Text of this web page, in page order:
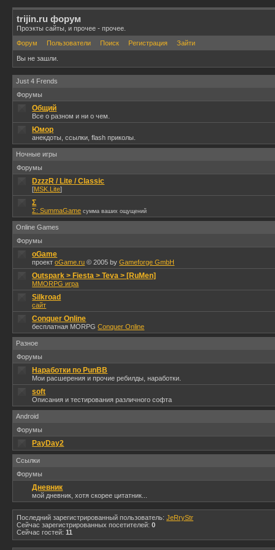
trijin.ru форум
Проэкты сайты, и прочее - прочее.
Форум
Пользователи Поиск Регистрация Зайти
Вы не зашли.
Just 4 Frends
Форумы
Общий
Все о разном и ни о чем.
Юмор
анекдоты, ссылки, flash приколы.
Ночные игры
Форумы
DzzzR / Lite / Classic
[MSK.Lite]
Σ
Σ: SummaGame сумма ваших ощущений
Online Games
Форумы
oGame
проектoGame.ru © 2005 byGameforge GmbH
Outspark > Fiesta > Teva > [RuMen]
MMORPG игра
Silkroad
сайт
Conquer Online
бесплатная MORPGConquer Online
Разное
Форумы
Наработки по PunBB
Мои расшерения и прочие ребилды, наработки.
soft
Описания и тестирования различного софта
Android
Форумы
PayDay2
Ссылки
Форумы
Дневник
мой дневник, хотя скорее цитатник...
Последний зарегистрированный пользователь: JeRryStr
Сейчас зарегистрированных посетителей: 0
Сейчас гостей: 11